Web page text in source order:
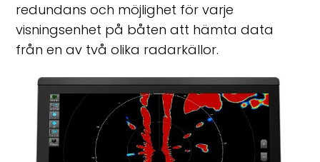
redundans och möjlighet för varje
visningsenhet på båten att hämta data
från en av två olika radarkällor.